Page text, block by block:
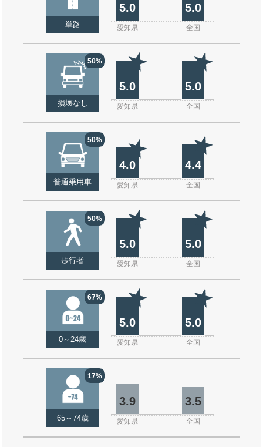
単路
5.0 5.0
愛知県 全国
50%
損壊なし
5.0 5.0
愛知県 全国
50%
普通乗用車
4.0 4.4
愛知県 全国
50%
歩行者
5.0 5.0
愛知県 全国
67%
0～24歳
5.0 5.0
愛知県 全国
17%
65～74歳
3.9 3.5
愛知県 全国